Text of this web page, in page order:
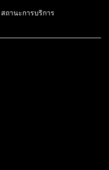
สถานะการบริการ